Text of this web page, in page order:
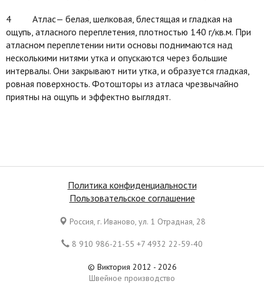
4 Атлас— белая, шелковая, блестящая и гладкая на
ощупь, атласного переплетения, плотностью 140 г/кв.м. При
атласном переплетении нити основы поднимаются над
несколькими нитями утка и опускаются через большие
интервалы. Они закрывают нити утка, и образуется гладкая,
ровная поверхность. Фотошторы из атласа чрезвычайно
приятны на ощупь и эффектно выглядят.
Политика конфиденциальности
Пользовательское соглашение
Россия, г. Иваново, ул. 1 Отрадная, 28
8 910 986-21-55 +7 4932 22-59-40
© Виктория 2012 - 2026
Швейное производство